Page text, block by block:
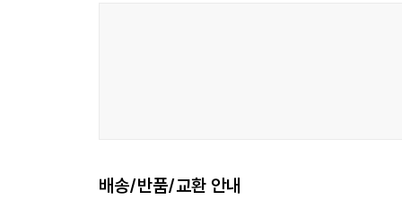
배송/반품/교환 안내